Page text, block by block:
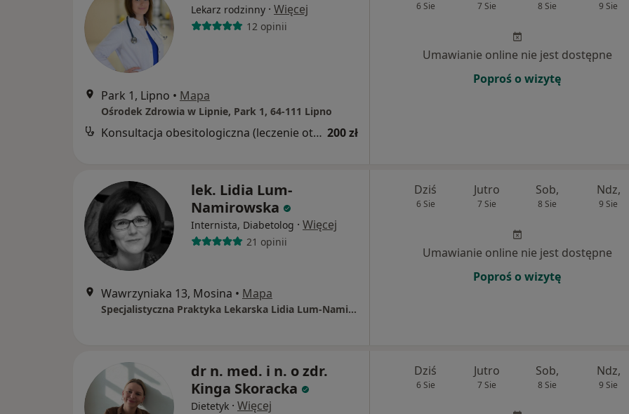
Lekarz rodzinny · Więcej
12 opinii
Park 1, Lipno • Mapa
Ośrodek Zdrowia w Lipnie, Park 1, 64-111 Lipno
Konsultacja obesitologiczna (leczenie otyłości) 200 zł
6 Sie 7 Sie 8 Sie 9 Sie
Umawianie online nie jest dostępne
Poproś o wizytę
lek. Lidia Lum-
Namirowska
Internista, Diabetolog · Więcej
21 opinii
Wawrzyniaka 13, Mosina • Mapa
Specjalistyczna Praktyka Lekarska Lidia Lum-Namirowska
Dziś
6 Sie
Jutro
7 Sie
Sob,
8 Sie
Ndz,
9 Sie
Umawianie online nie jest dostępne
Poproś o wizytę
dr n. med. i n. o zdr.
Kinga Skoracka
Dietetyk · Więcej
Dziś
6 Sie
Jutro
7 Sie
Sob,
8 Sie
Ndz,
9 Sie